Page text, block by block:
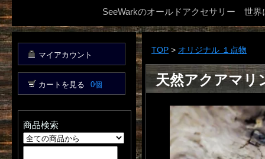
SeeWarkのオールドアクセサリー 世
TOP > オリジナル １点物
天然アクアマリ
マイアカウント
カートを見る 0個
商品検索